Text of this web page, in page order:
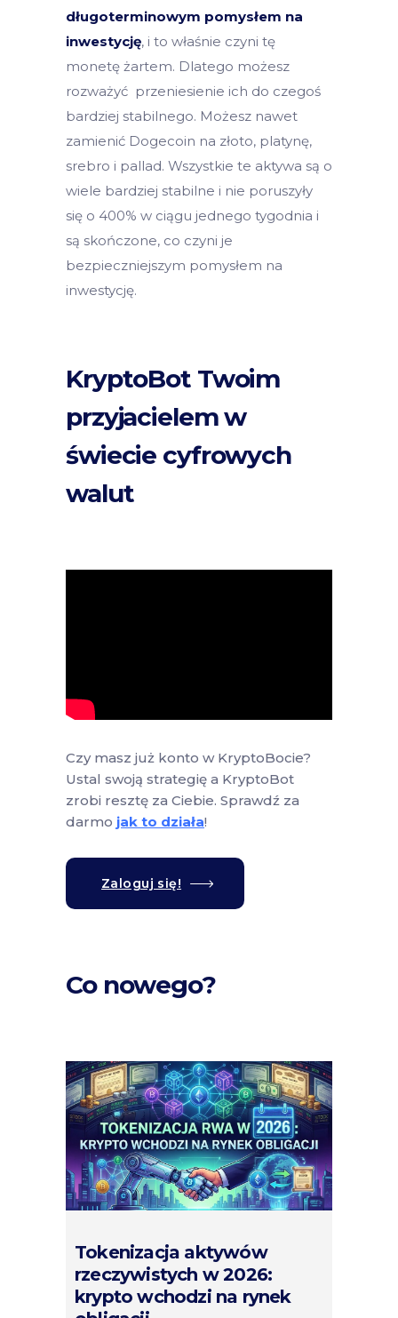
długoterminowym pomysłem na
inwestycję, i to właśnie czyni tę
monetę żartem. Dlatego możesz
rozważyć przeniesienie ich do czegoś
bardziej stabilnego. Możesz nawet
zamienić Dogecoin na złoto, platynę,
srebro i pallad. Wszystkie te aktywa są o
wiele bardziej stabilne i nie poruszyły
się o 400% w ciągu jednego tygodnia i
są skończone, co czyni je
bezpieczniejszym pomysłem na
inwestycję.
KryptoBot Twoim
przyjacielem w
świecie cyfrowych
walut
Czy masz już konto w KryptoBocie?
Ustal swoją strategię a KryptoBot
zrobi resztę za Ciebie. Sprawdź za
darmo jak to działa!
Zaloguj się!
Co nowego?
Tokenizacja aktywów
rzeczywistych w 2026:
krypto wchodzi na rynek